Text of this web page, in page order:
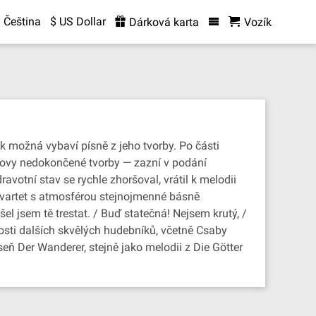
Čeština $ US Dollar Dárková karta Vozík
vybaví písně z jeho tvorby. Po části
nedokončené tvorby — zazní v podání
stav se rychle zhoršoval, vrátil k melodii
s atmosférou stejnojmenné básně
jsem tě trestat. / Buď statečná! Nejsem krutý, /
dalších skvělých hudebníků, včetně Csaby
Der Wanderer, stejně jako melodii z Die Götter